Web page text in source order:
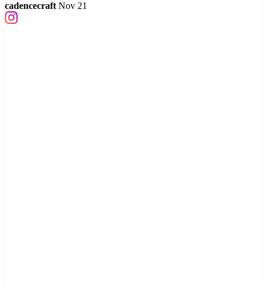
cadencecraft Nov 21